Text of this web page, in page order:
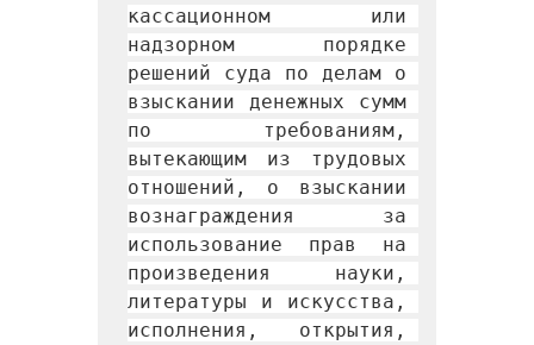
кассационном или
надзорном порядке
решений суда по делам о
взыскании денежных сумм
по требованиям,
вытекающим из трудовых
отношений, о взыскании
вознаграждения за
использование прав на
произведения науки,
литературы и искусства,
исполнения, открытия,